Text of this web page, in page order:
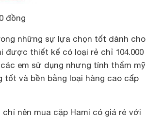
đồng
những sự lựa chọn tốt dành cho
được thiết kế có loại rẻ chỉ 104.000
em sử dụng nhưng tính thẩm mỹ
và bền bằng loại hàng cao cấp
nên mua cặp Hami có giá rẻ với